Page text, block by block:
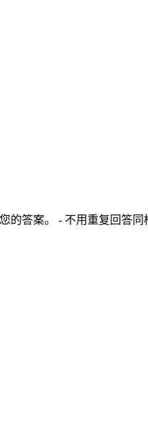
的答案。 - 不用重复回答